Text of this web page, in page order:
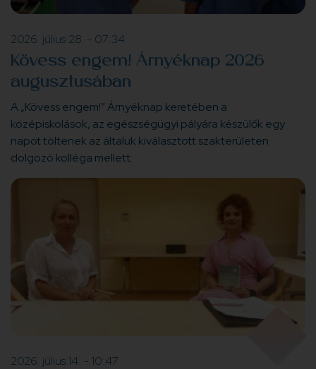
2026. július 28. - 07:34
Kövess engem! Árnyéknap 2026
augusztusában
A „Kövess engem!” Árnyéknap keretében a
középiskolások, az egészségügyi pályára készülők egy
napot töltenek az általuk kiválasztott szakterületen
dolgozó kolléga mellett.
2026. július 14. - 10:47